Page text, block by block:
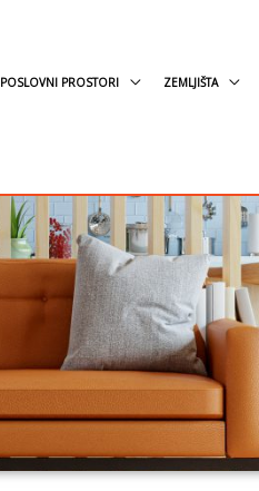
POSLOVNI PROSTORI ZEMLJIŠTA